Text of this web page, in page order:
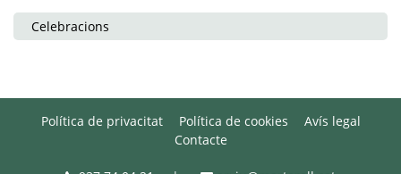
Celebracions
Política de privacitat Política de cookies
Avís legal
Contacte